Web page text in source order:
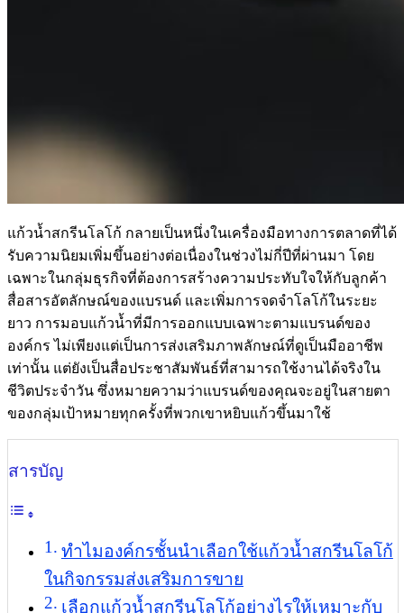
แก้วน้ำสกรีนโลโก้ กลายเป็นหนึ่งในเครื่องมือทางการตลาดที่ได้
รับความนิยมเพิ่มขึ้นอย่างต่อเนื่องในช่วงไม่กี่ปีที่ผ่านมา โดย
เฉพาะในกลุ่มธุรกิจที่ต้องการสร้างความประทับใจให้กับลูกค้า
สื่อสารอัตลักษณ์ของแบรนด์ และเพิ่มการจดจำโลโก้ในระยะ
ยาว การมอบแก้วน้ำที่มีการออกแบบเฉพาะตามแบรนด์ของ
องค์กร ไม่เพียงแต่เป็นการส่งเสริมภาพลักษณ์ที่ดูเป็นมืออาชีพ
เท่านั้น แต่ยังเป็นสื่อประชาสัมพันธ์ที่สามารถใช้งานได้จริงใน
ชีวิตประจำวัน ซึ่งหมายความว่าแบรนด์ของคุณจะอยู่ในสายตา
ของกลุ่มเป้าหมายทุกครั้งที่พวกเขาหยิบแก้วขึ้นมาใช้
สารบัญ
ทำไมองค์กรชั้นนำเลือกใช้แก้วน้ำสกรีนโลโก้
ในกิจกรรมส่งเสริมการขาย
เลือกแก้วน้ำสกรีนโลโก้อย่างไรให้เหมาะกับ